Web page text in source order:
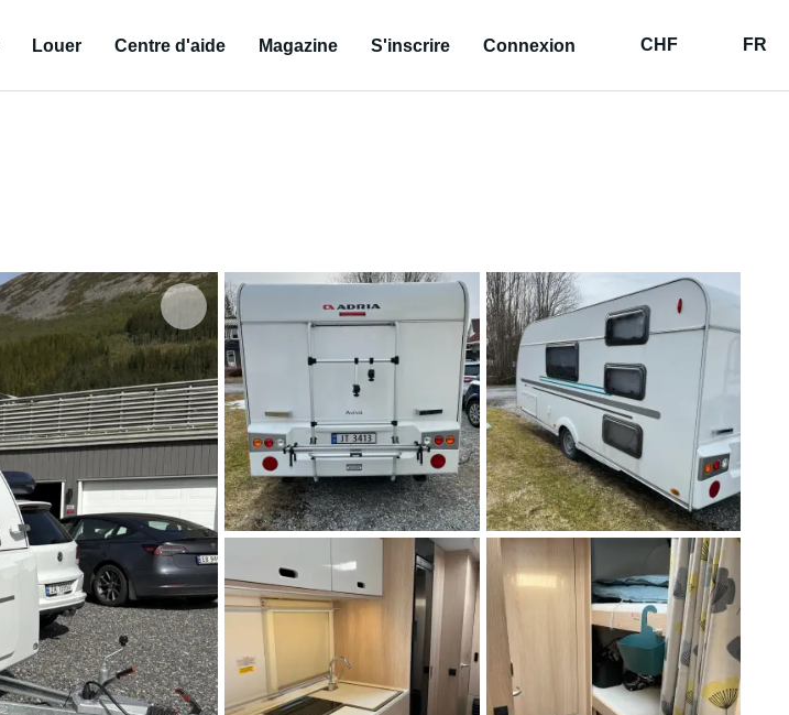
Louer Centre d'aide Magazine S'inscrire Connexion CHF FR